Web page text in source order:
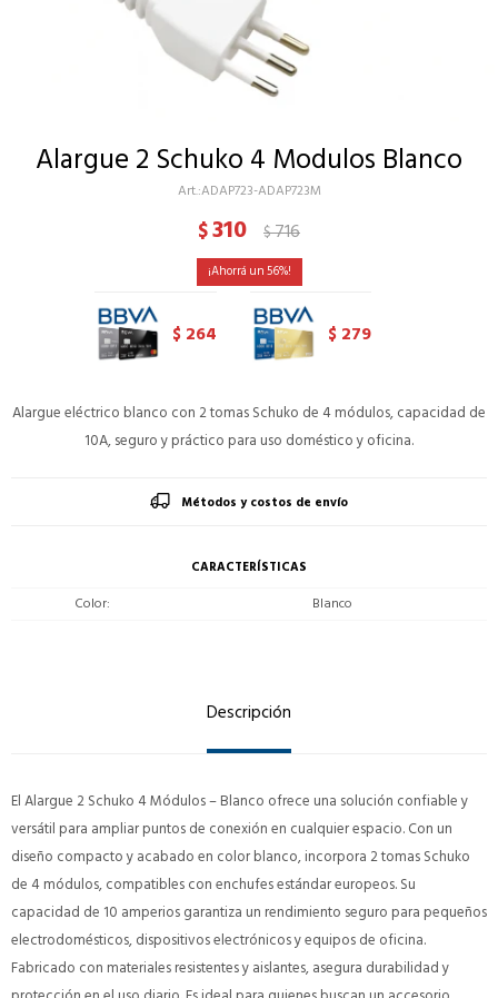
Alargue 2 Schuko 4 Modulos Blanco
ADAP723-ADAP723M
$310 $716
56
$ 264 $ 279
Alargue eléctrico blanco con 2 tomas Schuko de 4 módulos, capacidad de
10A, seguro y práctico para uso doméstico y oficina.
Métodos y costos de envío
CARACTERÍSTICAS
Color Blanco
Descripción
El Alargue 2 Schuko 4 Módulos – Blanco ofrece una solución confiable y
versátil para ampliar puntos de conexión en cualquier espacio. Con un
diseño compacto y acabado en color blanco, incorpora 2 tomas Schuko
de 4 módulos, compatibles con enchufes estándar europeos. Su
capacidad de 10 amperios garantiza un rendimiento seguro para pequeños
electrodomésticos, dispositivos electrónicos y equipos de oficina.
Fabricado con materiales resistentes y aislantes, asegura durabilidad y